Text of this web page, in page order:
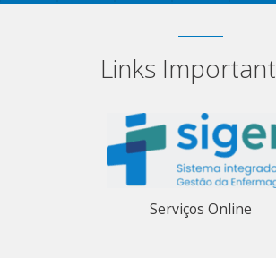
Links
Serviços Online